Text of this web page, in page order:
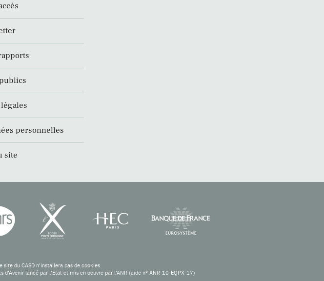
personnelles
site
du CASD n'installera pas de cookies.
lancé par l’Etat et mis en oeuvre par l’ANR (aide n° ANR-10-EQPX-17)